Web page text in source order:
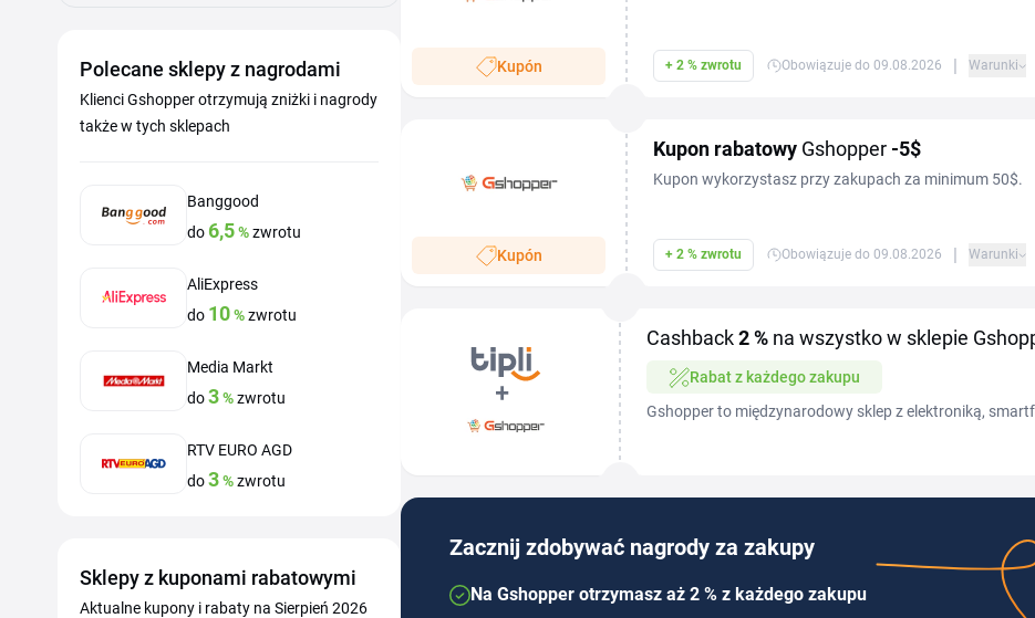
Polecane sklepy z nagrodami
Klienci Gshopper otrzymują zniżki i nagrody
także w tych sklepach
Banggood
do 6,5%zwrotu
AliExpress
do 10%zwrotu
Media Markt
do3%zwrotu
RTV EURO AGD
do3%zwrotu
Sklepy z kuponami rabatowymi
Aktualne kupony i rabaty na Sierpień 2026
Kupón + 2 % zwrotu Obowiązuje do 09.08.2026 | Warunki
Kupón
Kupon rabatowy Gshopper -5$
Kupon wykorzystasz przy zakupach za minimum 50$.
+ 2 % zwrotu Obowiązuje do 09.08.2026 | Warunki
Cashback2 % na wszystko w sklepie
Rabat z każdego zakupu
Gshopper to międzynarodowy sklep z elektroniką,
Zacznij zdobywać nagrody za zakupy
Na Gshopper otrzymasz aż 2 % z każdego zakupu